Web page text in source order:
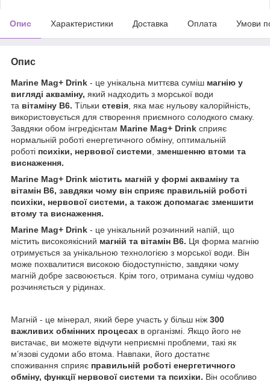
Опис Характеристики Доставка Оплата Умови
Опис
Marine Mag+ Drink - це унікальна миттєва суміш магнію у
вигляді акваміну, який надходить з морської води
та вітаміну В6. Тільки стевія , яка має нульову калорійність,
використовується для створення приємного солодкого смаку.
Завдяки обом інгредієнтам Marine Mag+ Drink сприяє
нормальній роботі енергетичного обміну, оптимальній
роботі психіки, нервової системи зменшенню втоми та
виснаження.
Marine Mag+ Drink містить магній у формі акваміну та
вітамін В6, завдяки чому він сприяє правильній роботі
психіки, нервової системи, а також допомагає зменшити
втому та виснаження.
Marine Mag+ Drink - це унікальний розчинний напій, що
містить високоякісний магній та вітамін В6. Ця форма магнію
отримується за унікальною технологією з морської води. Він
може похвалитися високою біодоступністю, завдяки чому
магній добре засвоюється. Крім того, отримана суміш чудово
розчиняється у рідинах.
Магній - це мінерал, який бере участь у більш ніж 300
важливих обмінних процесах в організмі. Якщо його не
вистачає, ви можете відчути неприємні проблеми, такі як
м’язові судоми або втома. Навпаки, його достатнє
споживання сприяє правильній роботі енергетичного
обміну, функції нервової системи та психіки. Він особливо